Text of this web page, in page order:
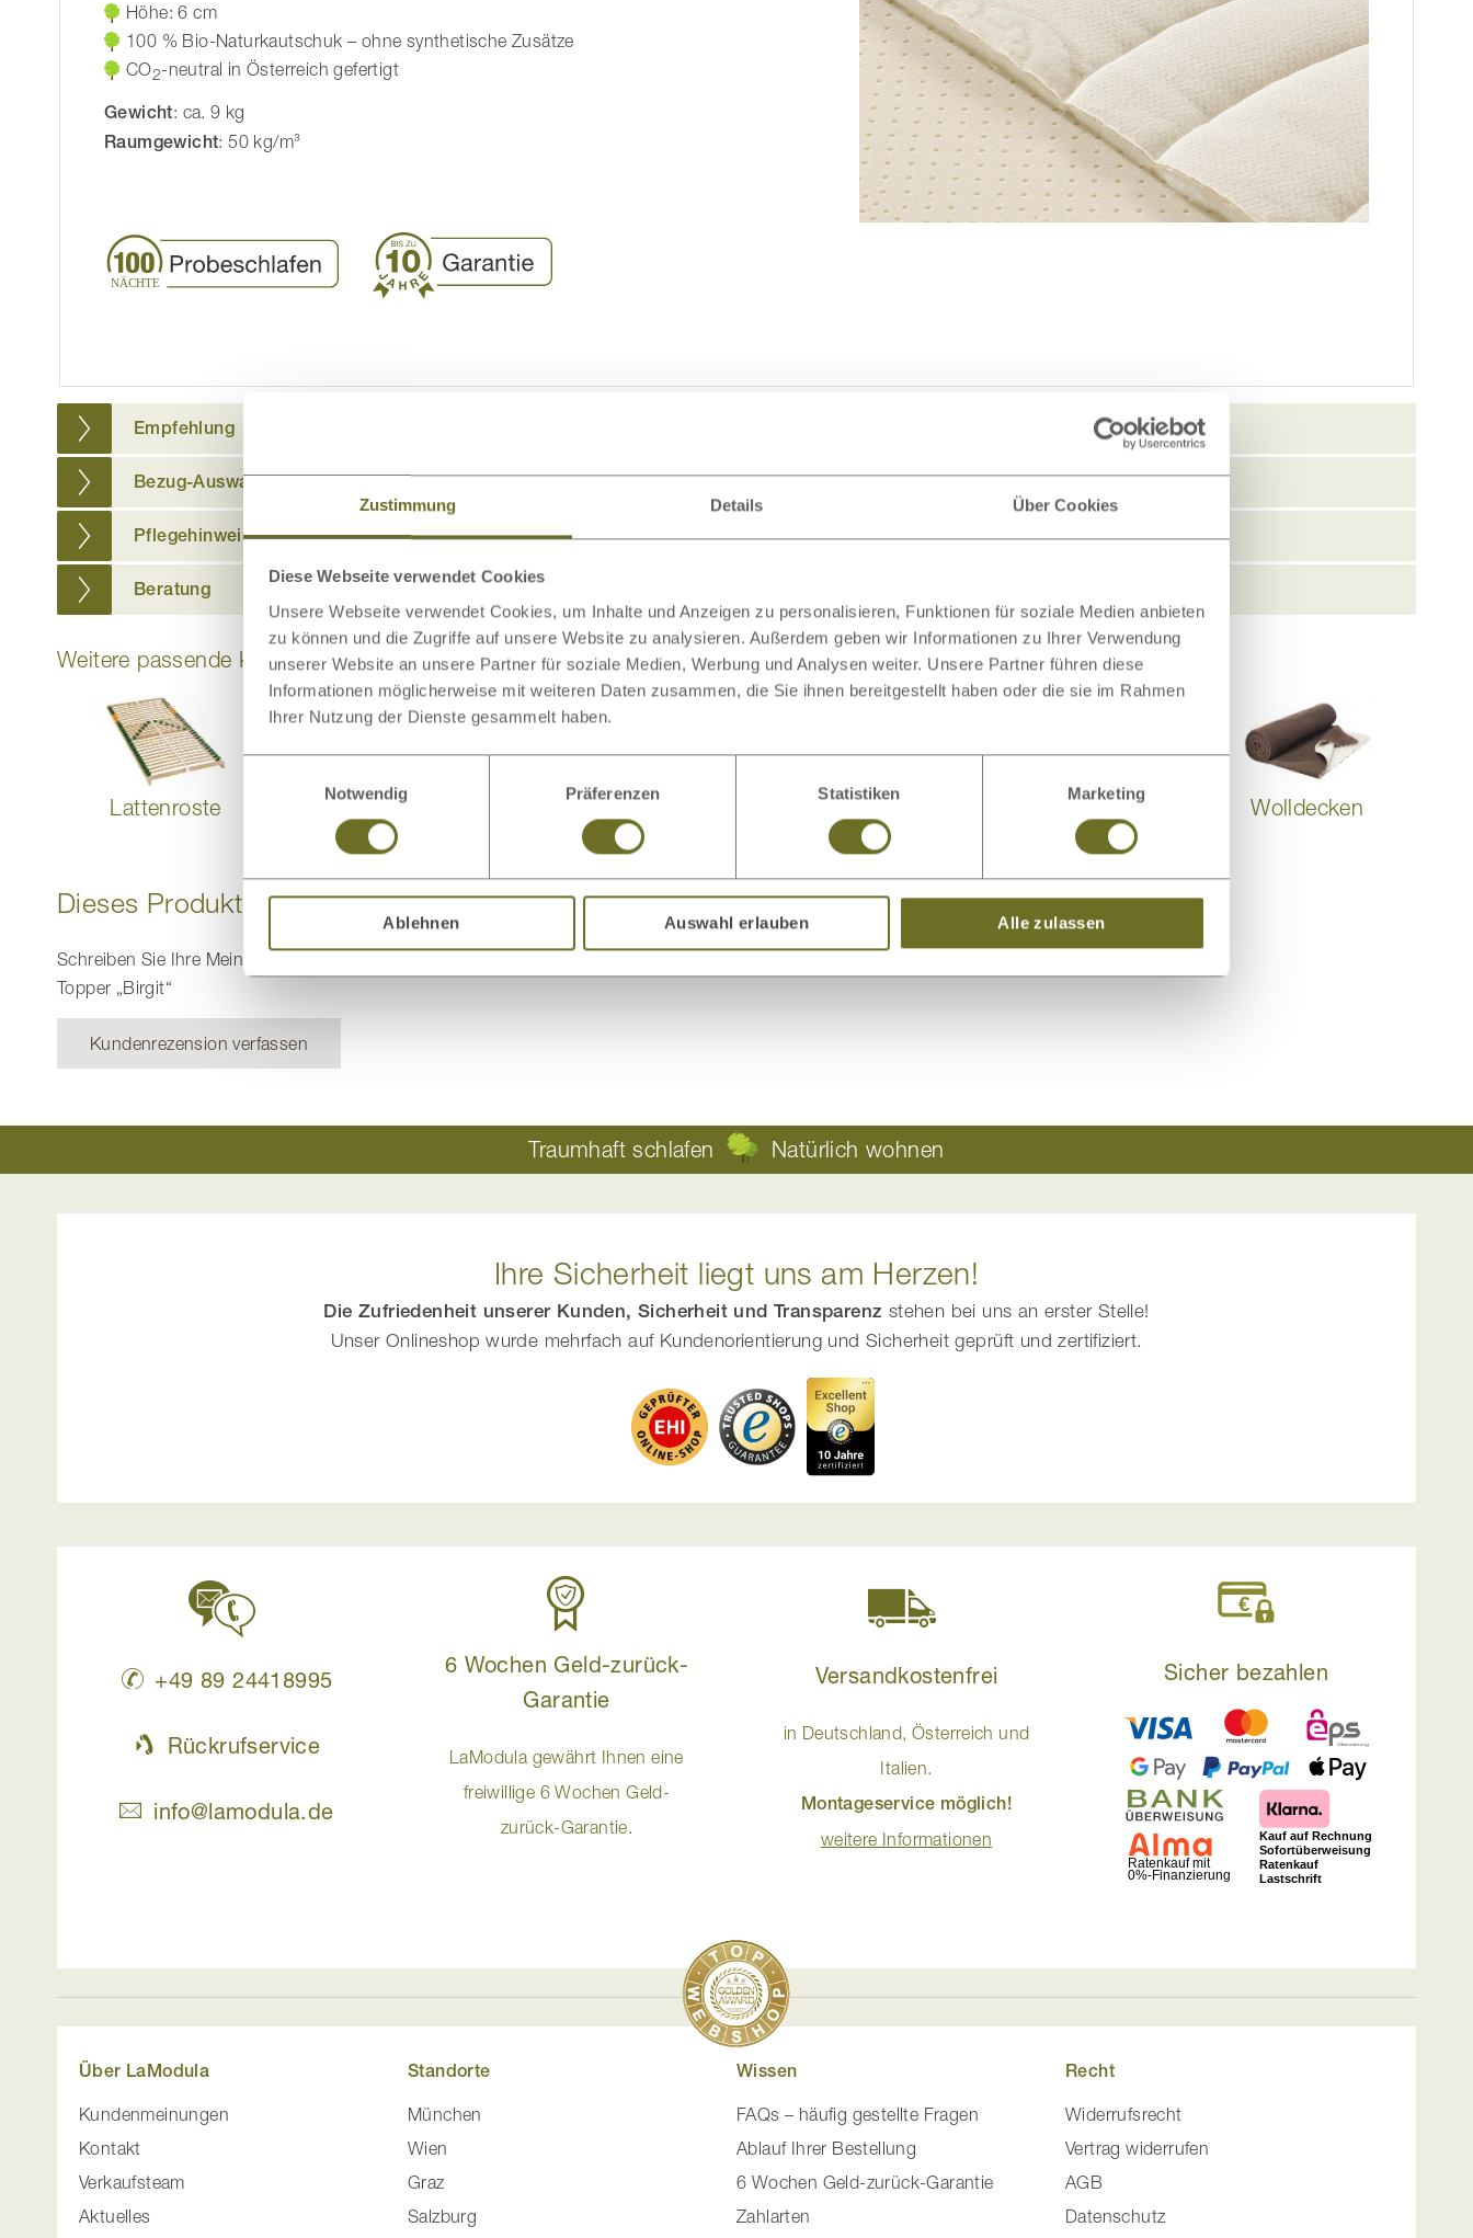
Zustimmung Details Über Cookies
Diese Webseite verwendet Cookies
Unsere Webseite verwendet Cookies, um Inhalte und Anzeigen zu personalisieren, Funktionen für soziale Medien anbieten
zu können und die Zugriffe auf unsere Website zu analysieren. Außerdem geben wir Informationen zu Ihrer Verwendung
unserer Website an unsere Partner für soziale Medien, Werbung und Analysen weiter. Unsere Partner führen diese
Informationen möglicherweise mit weiteren Daten zusammen, die Sie ihnen bereitgestellt haben oder die sie im Rahmen
Ihrer Nutzung der Dienste gesammelt haben.
Notwendig
Präferenzen Statistiken Marketing
Ablehnen Auswahl erlauben Alle zulassen
Höhe: 6 cm
100 % Bio-Naturkautschuk – ohne synthetische Zusätze
CO2-neutral in Österreich gefertigt
Gewicht: ca. 9 kg
Raumgewicht: 50 kg/m³
Empfehlung
Bezug-Auswahl
Pflegehinweis
Beratung
Weitere passende Kategorien zu diesem Produkt
Lattenroste Matratzenschoner Bettwaren Bio-Bettwäsche Wollteppiche Wolldecken
Dieses Produkt bewerten
Schreiben Sie Ihre Meinung zu diesem Artikel:
Topper „Birgit“
Kundenrezension verfassen
Traumhaft schlafen Natürlich wohnen
Ihre Sicherheit liegt uns am Herzen!
Die Zufriedenheit unserer Kunden, Sicherheit und Transparenz stehen bei uns an erster Stelle!
Unser Onlineshop wurde mehrfach auf Kundenorientierung und Sicherheit geprüft und zertifiziert.
+49 89 24418995
Rückrufservice
info@lamodula.de
6 Wochen Geld-zurück-
Garantie
LaModula gewährt Ihnen eine
freiwillige 6 Wochen Geld-
zurück-Garantie.
Versandkostenfrei
in Deutschland, Österreich und
Italien.
Montageservice möglich!
weitere Informationen
Sicher bezahlen
Über LaModula
Kundenmeinungen
Kontakt
Verkaufsteam
Aktuelles
Standorte
München
Wien
Graz
Salzburg
Wissen
FAQs – häufig gestellte Fragen
Ablauf Ihrer Bestellung
6 Wochen Geld-zurück-Garantie
Zahlarten
Recht
Widerrufsrecht
Vertrag widerrufen
AGB
Datenschutz